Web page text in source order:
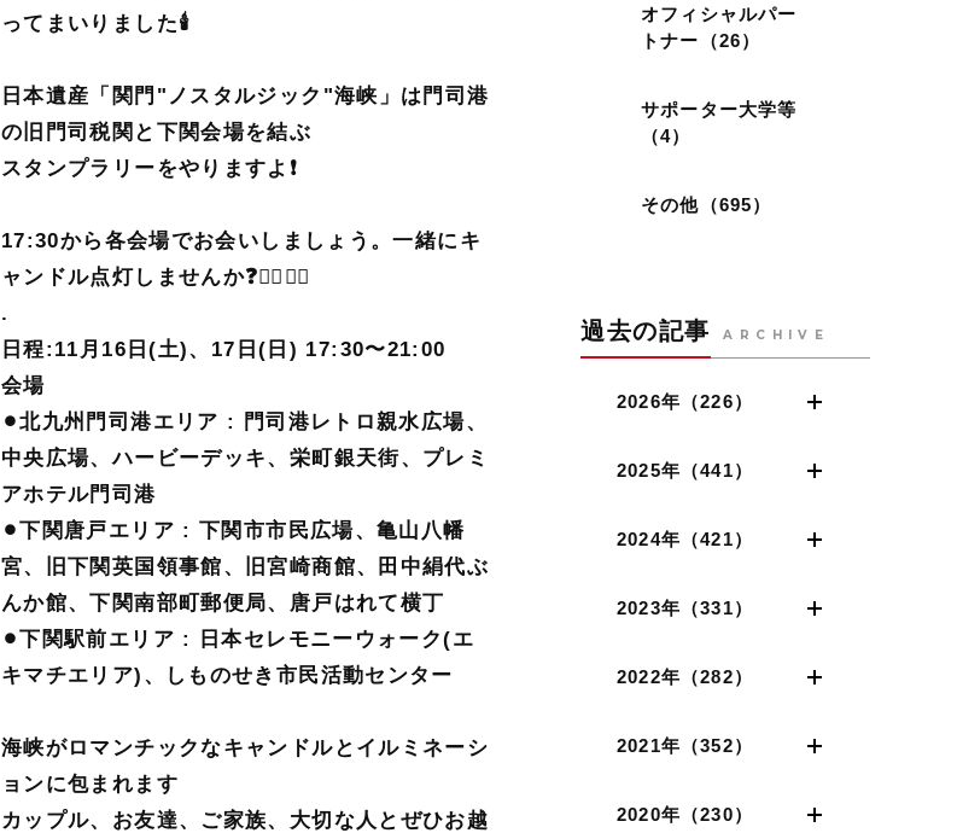
ってまいりました🕯️
日本遺産「関門"ノスタルジック"海峡」は門司港
の旧門司税関と下関会場を結ぶ
スタンプラリーをやりますよ❗️
17:30から各会場でお会いしましょう。一緒にキ
ャンドル点灯しませんか❓🙋‍♀️🙋‍♂️
.
日程:11月16日(土)、17日(日) 17:30〜21:00
会場
⚫︎北九州門司港エリア : 門司港レトロ親水広場、
中央広場、ハービーデッキ、栄町銀天街、プレミ
アホテル門司港
⚫︎下関唐戸エリア : 下関市市民広場、亀山八幡
宮、旧下関英国領事館、旧宮崎商館、田中絹代ぶ
んか館、下関南部町郵便局、唐戸はれて横丁
⚫︎下関駅前エリア : 日本セレモニーウォーク(エ
キマチエリア)、しものせき市民活動センター
海峡がロマンチックなキャンドルとイルミネーシ
ョンに包まれます
カップル、お友達、ご家族、大切な人とぜひお越
オフィシャルパー
トナー（26）
サポーター大学等
（4）
その他（695）
過去の記事 ARCHIVE
2026年（226）
2025年（441）
2024年（421）
2023年（331）
2022年（282）
2021年（352）
2020年（230）